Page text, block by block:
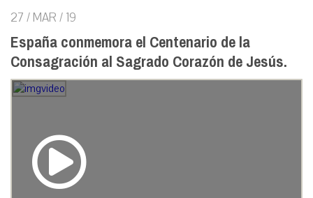
27 / MAR / 19
España conmemora el Centenario de la
Consagración al Sagrado Corazón de Jesús.